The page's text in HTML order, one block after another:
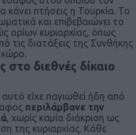
κάνει πτήσεις η Τουρκία. Το
και επιβεβαιώνει το
ορίων κυριαρχίας, όπως
τις διατάξεις της Συνθήκης
χώρο.
στο διεθνές δίκαιο
είχε παγιωθεί ήδη από
περιλάμβανε την
, χωρίς καμία διάκριση ως
της κυριαρχίας. Κάθε